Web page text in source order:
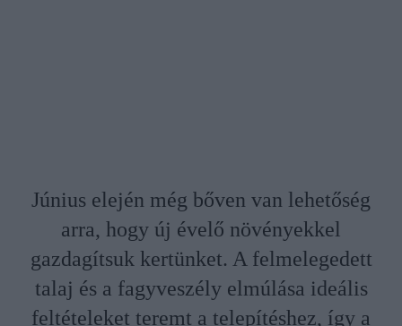
Június elején még bőven van lehetőség
arra, hogy új évelő növényekkel
gazdagítsuk kertünket. A felmelegedett
talaj és a fagyveszély elmúlása ideális
feltételeket teremt a telepítéshez, így a